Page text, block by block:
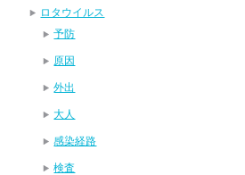
ロタウイルス
予防
原因
外出
大人
感染経路
検査